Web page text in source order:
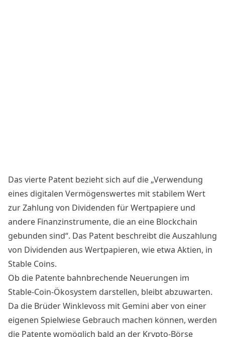
Das vierte Patent bezieht sich auf die „Verwendung
eines digitalen Vermögenswertes mit stabilem Wert
zur Zahlung von Dividenden für Wertpapiere und
andere Finanzinstrumente, die an eine Blockchain
gebunden sind“. Das Patent beschreibt die Auszahlung
von Dividenden aus Wertpapieren, wie etwa Aktien, in
Stable Coins.
Ob die Patente bahnbrechende Neuerungen im
Stable-Coin-Ökosystem darstellen, bleibt abzuwarten.
Da die Brüder Winklevoss mit Gemini aber von einer
eigenen Spielwiese Gebrauch machen können, werden
die Patente womöglich bald an der Krypto-Börse